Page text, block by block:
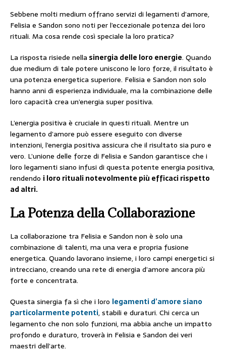
Sebbene molti medium offrano servizi di legamenti d’amore,
Felisia e Sandon sono noti per l’eccezionale potenza dei loro
rituali. Ma cosa rende così speciale la loro pratica?
La risposta risiede nella sinergia delle loro energie. Quando
due medium di tale potere uniscono le loro forze, il risultato è
una potenza energetica superiore. Felisia e Sandon non solo
hanno anni di esperienza individuale, ma la combinazione delle
loro capacità crea un’energia super positiva.
L’energia positiva è cruciale in questi rituali. Mentre un
legamento d’amore può essere eseguito con diverse
intenzioni, l’energia positiva assicura che il risultato sia puro e
vero. L’unione delle forze di Felisia e Sandon garantisce che i
loro legamenti siano infusi di questa potente energia positiva,
rendendo i loro rituali notevolmente più efficaci rispetto
ad altri.
La Potenza della Collaborazione
La collaborazione tra Felisia e Sandon non è solo una
combinazione di talenti, ma una vera e propria fusione
energetica. Quando lavorano insieme, i loro campi energetici si
intrecciano, creando una rete di energia d’amore ancora più
forte e concentrata.
Questa sinergia fa sì che i loro legamenti d’amore siano
particolarmente potenti, stabili e duraturi. Chi cerca un
legamento che non solo funzioni, ma abbia anche un impatto
profondo e duraturo, troverà in Felisia e Sandon dei veri
maestri dell’arte.